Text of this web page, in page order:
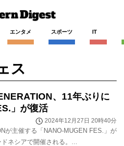
エンタメ スポーツ IT
ス
、11年ぶりに
」が復活
2024年12月27日 20時40分
が主催する「NANO-MUGEN FES.」が
ネシアで開催される。...